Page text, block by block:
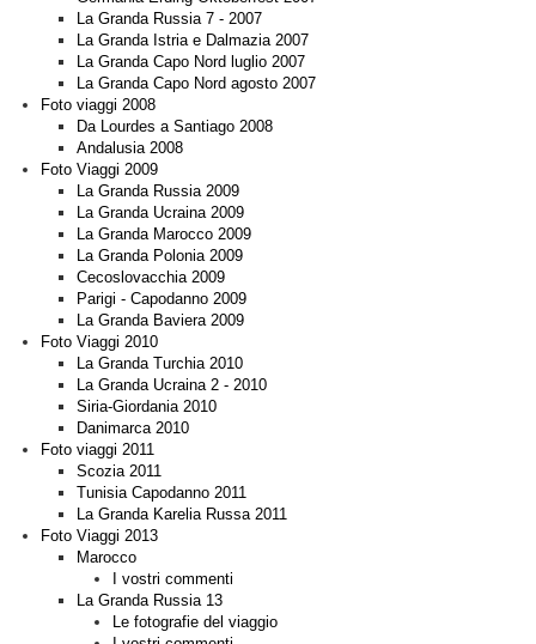
La Granda Russia 7 - 2007
La Granda Istria e Dalmazia 2007
La Granda Capo Nord luglio 2007
La Granda Capo Nord agosto 2007
Foto viaggi 2008
Da Lourdes a Santiago 2008
Andalusia 2008
Foto Viaggi 2009
La Granda Russia 2009
La Granda Ucraina 2009
La Granda Marocco 2009
La Granda Polonia 2009
Cecoslovacchia 2009
Parigi - Capodanno 2009
La Granda Baviera 2009
Foto Viaggi 2010
La Granda Turchia 2010
La Granda Ucraina 2 - 2010
Siria-Giordania 2010
Danimarca 2010
Foto viaggi 2011
Scozia 2011
Tunisia Capodanno 2011
La Granda Karelia Russa 2011
Foto Viaggi 2013
Marocco
I vostri commenti
La Granda Russia 13
Le fotografie del viaggio